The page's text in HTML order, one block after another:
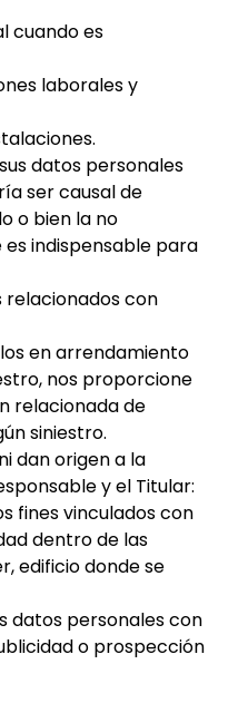
cuando es
laborales y
datos personales
ser causal de
o bien la no
indispensable para
relacionados con
en arrendamiento
nos proporcione
relacionada de
siniestro.
dan origen a la
y el Titular:
fines vinculados con
dentro de las
edificio donde se
datos personales con
o prospección